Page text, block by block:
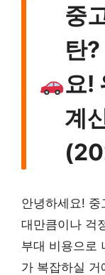
중
탄
요!
계
안녕하세요! 중
대만큼이나 걱
부대 비용으로
가 복잡하실 거